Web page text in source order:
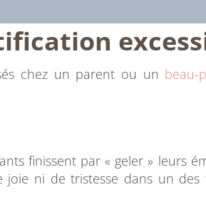
chez un parent ou un beau-
finissent par « geler » leurs
ni de tristesse dans un des